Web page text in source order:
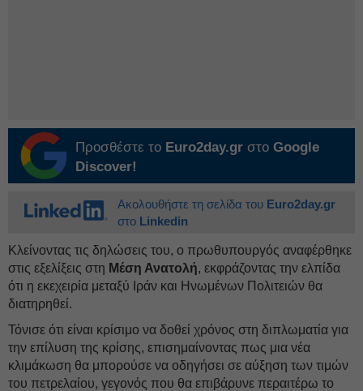
Προσθέστε το Euro2day.gr στο Google
Discover!
Ακολουθήστε τη σελίδα του Euro2day.gr
στο Linkedin
Κλείνοντας τις δηλώσεις του, ο πρωθυπουργός αναφέρθηκε
στις εξελίξεις στη Μέση Ανατολή, εκφράζοντας την ελπίδα
ότι η εκεχειρία μεταξύ Ιράν και Ηνωμένων Πολιτειών θα
διατηρηθεί.
Τόνισε ότι είναι κρίσιμο να δοθεί χρόνος στη διπλωματία για
την επίλυση της κρίσης, επισημαίνοντας πως μια νέα
κλιμάκωση θα μπορούσε να οδηγήσει σε αύξηση των τιμών
του πετρελαίου, γεγονός που θα επιβάρυνε περαιτέρω το